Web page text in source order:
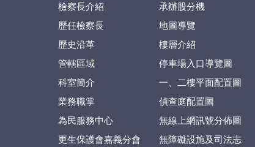
檢察長介紹
歷任檢察長
歷史沿革
管轄區域
科室簡介
業務職掌
為民服務中心
更生保護會嘉義分會
承辦股分機
地圖導覽
樓層介紹
停車場入口導覽圖
一、二樓平面配置圖
偵查庭配置圖
無線上網訊號分佈圖
無障礙設施及司法志